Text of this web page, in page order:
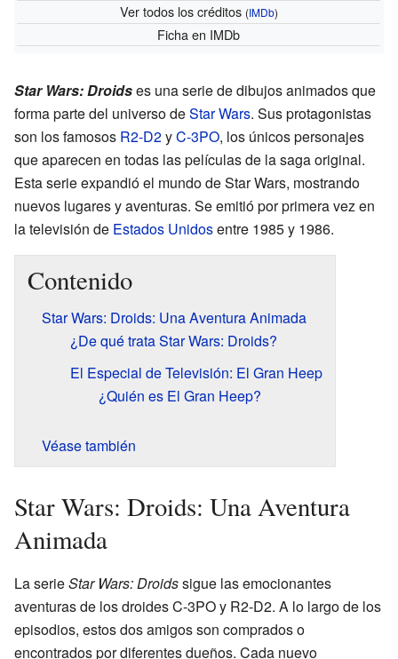
Ver todos los créditos (IMDb)
Fichaen IMDb
Star Wars: Droidses una serie de dibujos animados que
forma parte del universo deStar Wars. Sus protagonistas
son los famosos R2-D2yC-3PO, los únicos personajes
que aparecen en todas las películas de la saga original.
Esta serie expandió el mundo de Star Wars, mostrando
nuevos lugares y aventuras. Se emitió por primera vez en
la televisión de Estados Unidosentre 1985 y 1986.
Contenido
Star Wars: Droids: Una Aventura Animada
¿De qué trata Star Wars: Droids?
El Especial de Televisión: El Gran Heep
¿Quién es El Gran Heep?
Véase también
Star Wars: Droids: Una Aventura
Animada
La serieStar Wars: Droidssigue las emocionantes
aventuras de los droides C-3PO y R2-D2. A lo largo de los
episodios, estos dos amigos son comprados o
encontrados por diferentes dueños. Cada nuevo